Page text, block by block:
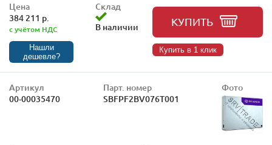
Цена
384 211 р.
с учётом НДС
Нашли
дешевле?
Склад
В наличии
КУПИТЬ
Купить в 1 клик
Артикул
00-00035470
Парт. номер
SBFPF2BV076T001
Фото